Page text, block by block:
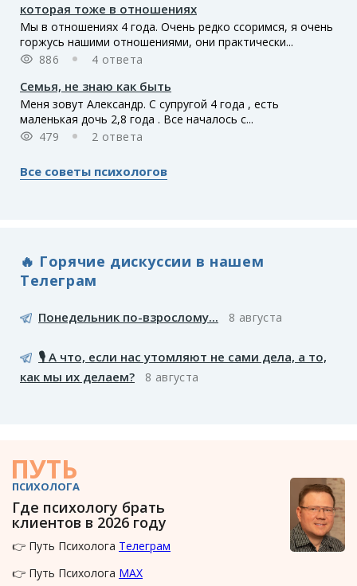
которая тоже в отношениях
Мы в отношениях 4 года. Очень редко ссоримся, я очень
горжусь нашими отношениями, они практически...
886
4 ответа
Семья, не знаю как быть
Меня зовут Александр. С супругой 4 года , есть
маленькая дочь 2,8 года . Все началось с...
479
2 ответа
Все советы психологов
🔥 Горячие дискуссии в нашем
Телеграм
Понедельник по-взрослому... 8 августа
🎙️ А что, если нас утомляют не сами дела, а то,
как мы их делаем?
8 августа
ПУТЬ
ПСИХОЛОГА
Где психологу брать
клиентов в 2026 году
👉 Путь Психолога Телеграм
👉 Путь Психолога MAX